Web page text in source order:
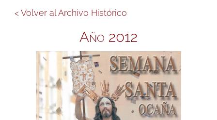
< Volver al Archivo Histórico
Año 2012